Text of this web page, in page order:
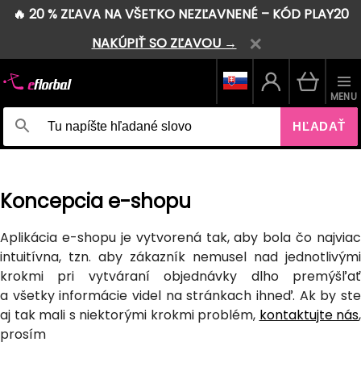
🔥 20 % ZĽAVA NA VŠETKO NEZĽAVNENÉ – KÓD PLAY20
NAKÚPIŤ SO ZĽAVOU →
HĽADAŤ
MENU
Koncepcia e-shopu
Aplikácia e-shopu je vytvorená tak, aby bola čo najviac
intuitívna, tzn. aby zákazník nemusel nad jednotlivými
krokmi pri vytváraní objednávky dlho premýšľať
a všetky informácie videl na stránkach ihneď. Ak by ste
aj tak mali s niektorými krokmi problém, kontaktujte nás,
prosím